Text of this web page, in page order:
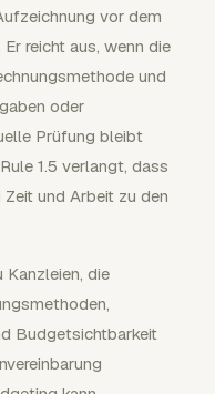
vor dem
reicht aus, wenn die
und
oder
Prüfung bleibt
1.5 verlangt, dass
und Arbeit zu den
die
Budgetsichtbarkeit